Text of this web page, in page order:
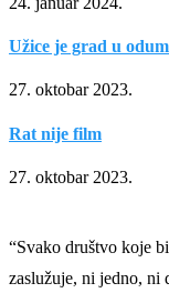
Užice je grad u
27. oktobar 2023.
Rat nije film
27. oktobar 2023.
“Svako društvo koje
zaslužuje, ni jedno, ni